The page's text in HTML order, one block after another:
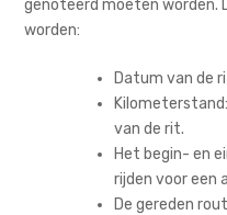
genoteerd moeten worden.
worden:
Datum van de
van de rit.
Het begin- en
rijden voor een
De gereden